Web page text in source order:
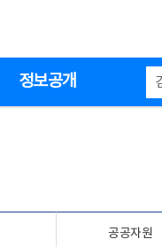
정보공개
공공자원